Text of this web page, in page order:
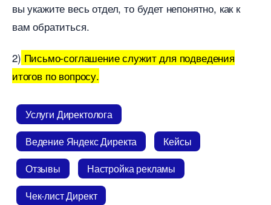
ы укажите весь отдел, то будет непонятно, как к
ам обратиться.
2) Письмо-соглашение служит для подведения
итогов по вопросу.
Услуги Директолога
едение Яндекс Директа
Кейсы
Отзывы
Настройка рекламы
Чек-лист Директ